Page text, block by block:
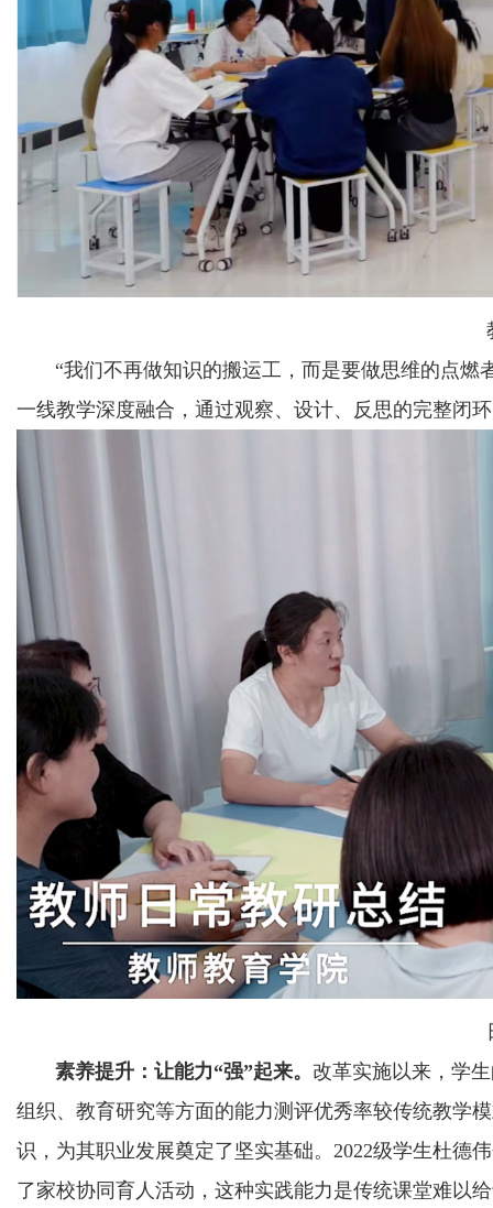
“我们不再做知识的搬运工，而是要做思维的点燃
一线教学深度融合，通过观察、设计、反思的完整闭
素养提升：让能力“强”起来。 改革实施以来，学
组织、教育研究等方面的能力测评优秀率较传统教学
识，为其职业发展奠定了坚实基础。2022级学生杜德
了家校协同育人活动，这种实践能力是传统课堂难以